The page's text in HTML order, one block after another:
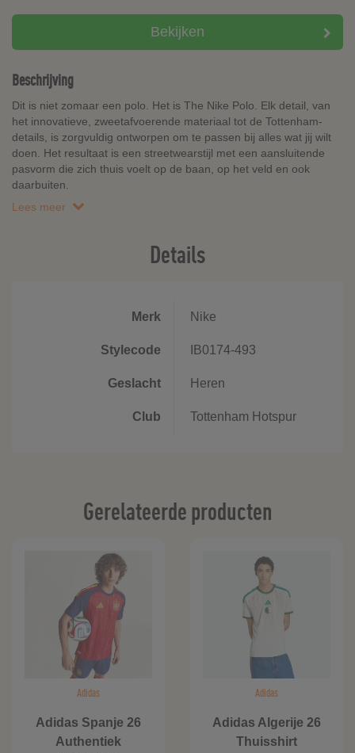
Bekijken
Beschrijving
Dit is niet zomaar een polo. Het is The Nike Polo. Elk detail, van
het innovatieve, zweetafvoerende materiaal tot de Tottenham-
details, is zorgvuldig ontworpen om te passen bij alles wat jij wilt
doen. Het resultaat is een streetwearstijl met een aansluitende
pasvorm die zich thuis voelt op de baan, op het veld en ook
daarbuiten.
Lees meer
Details
Merk Nike
Stylecode IB0174-493
Geslacht Heren
Club Tottenham Hotspur
Gerelateerde producten
Adidas
Adidas Spanje 26
Authentiek
Adidas
Adidas Algerije 26
Thuisshirt